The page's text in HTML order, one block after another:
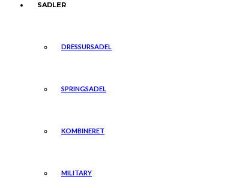
SADLER
DRESSURSADEL
SPRINGSADEL
KOMBINERET
MILITARY